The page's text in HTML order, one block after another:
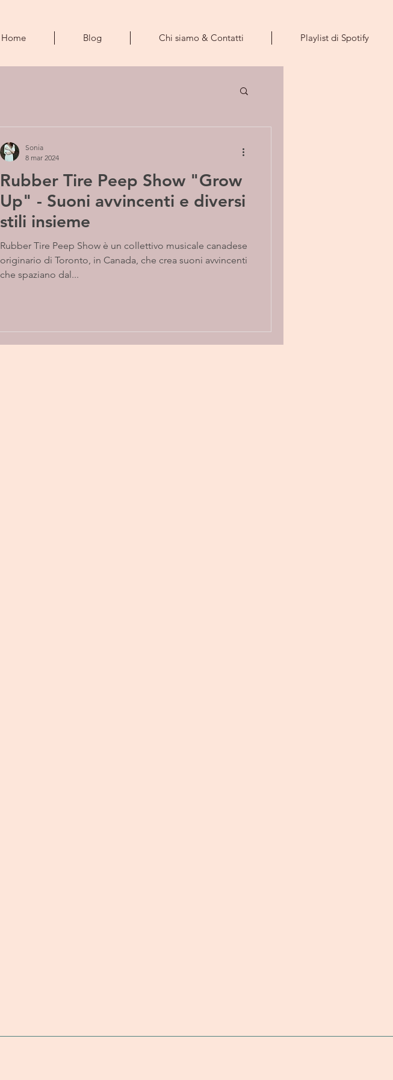
Home Blog Chi siamo & Contatti Playlist di Spotify
Rubber Tire Peep Show "Grow
Up" - Suoni avvincenti e diversi
stili insieme
Rubber Tire Peep Show è un collettivo musicale canadese
originario di Toronto, in Canada, che crea suoni avvincenti
che spaziano dal...
Sonia
8 mar 2024